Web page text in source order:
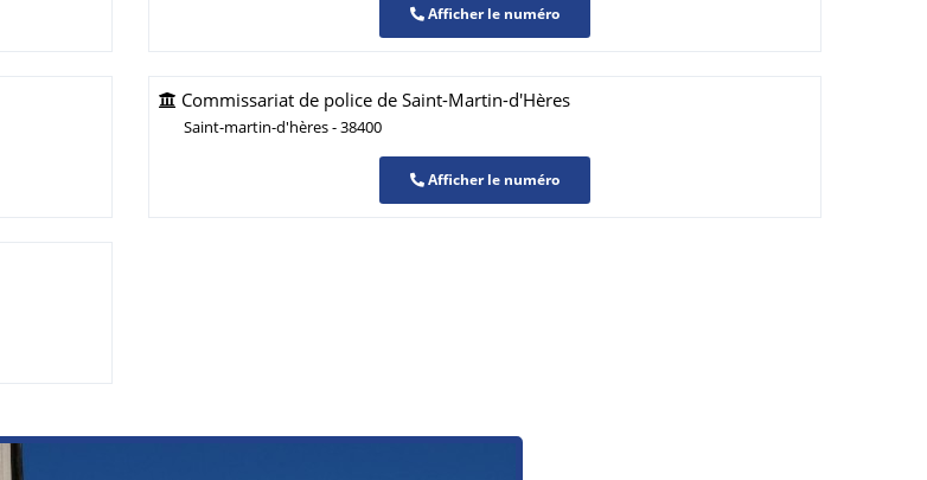
Afficher le numéro
Commissariat de police de Saint-Martin-d'Hères
Saint-martin-d'hères - 38400
Afficher le numéro